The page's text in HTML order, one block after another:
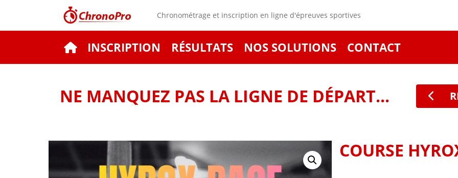
Chronométrage et inscription en ligne d'épreuves sportives
INSCRIPTION RÉSULTATS NOS SOLUTIONS CONTACT
NE MANQUEZ PAS LA LIGNE DE DÉPART...
COURSE